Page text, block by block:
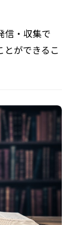
信・収集で
とができるこ